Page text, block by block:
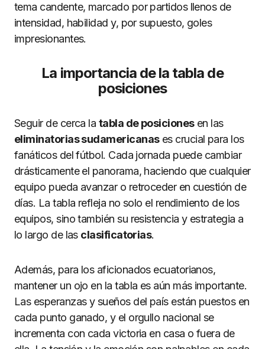
tema candente, marcado por partidos llenos de
intensidad, habilidad y, por supuesto, goles
impresionantes.
La importancia de la tabla de
posiciones
Seguir de cerca la tabla de posicionesen las
eliminatorias sudamericanases crucial para los
fanáticos del fútbol. Cada jornada puede cambiar
drásticamente el panorama, haciendo que cualquier
equipo pueda avanzar o retroceder en cuestión de
días. La tabla refleja no solo el rendimiento de los
equipos, sino también su resistencia y estrategia a
lo largo de las clasificatorias.
Además, para los aficionados ecuatorianos,
mantener un ojo en la tabla es aún más importante.
Las esperanzas y sueños del país están puestos en
cada punto ganado, y el orgullo nacional se
incrementa con cada victoria en casa o fuera de